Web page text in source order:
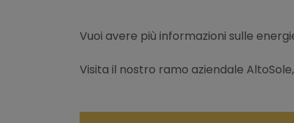
Vuoi avere più informazioni sulle
Visita il nostro ramo aziendale